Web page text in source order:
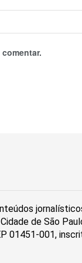
de São
01451-001,